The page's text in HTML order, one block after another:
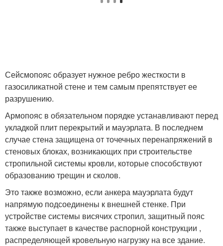
Сейсмопояс образует нужное ребро жесткости в
газосиликатной стене и тем самым препятствует ее
разрушению.
Армопояс в обязательном порядке устанавливают перед
укладкой плит перекрытий и мауэрлата. В последнем
случае стена защищена от точечных перенапряжений в
стеновых блоках, возникающих при строительстве
стропильной системы кровли, которые способствуют
образованию трещин и сколов.
Это также возможно, если анкера мауэрлата будут
напрямую подсоединены к внешней стенке. При
устройстве системы висячих стропил, защитный пояс
также выступает в качестве распорной конструкции ,
распределяющей кровельную нагрузку на все здание.